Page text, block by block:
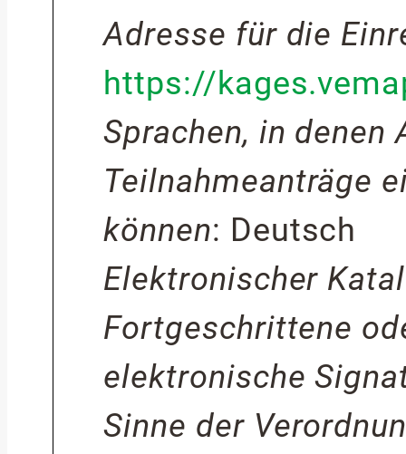
Adresse für die
https://
Sprachen, in denen
Teilnahmeanträge
können: Deutsch
Elektronischer
Fortgeschrittene
elektronische
Sinne der